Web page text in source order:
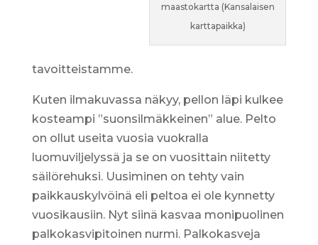
maastokartta (Kansalaisen
karttapaikka)
tavoitteistamme.
Kuten ilmakuvassa näkyy, pellon läpi kulkee
kosteampi ”suonsilmäkkeinen” alue. Pelto
on ollut useita vuosia vuokralla
luomuviljelyssä ja se on vuosittain niitetty
säilörehuksi. Uusiminen on tehty vain
paikkauskylvöinä eli peltoa ei ole kynnetty
vuosikausiin. Nyt siinä kasvaa monipuolinen
palkokasvipitoinen nurmi. Palkokasveja